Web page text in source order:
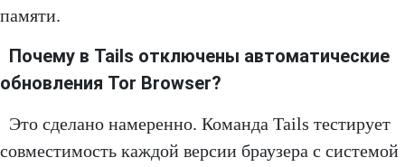
памяти.
Почему в Tails отключены автоматические
обновления Tor Browser?
Это сделано намеренно. Команда Tails тестирует
совместимость каждой версии браузера с системой